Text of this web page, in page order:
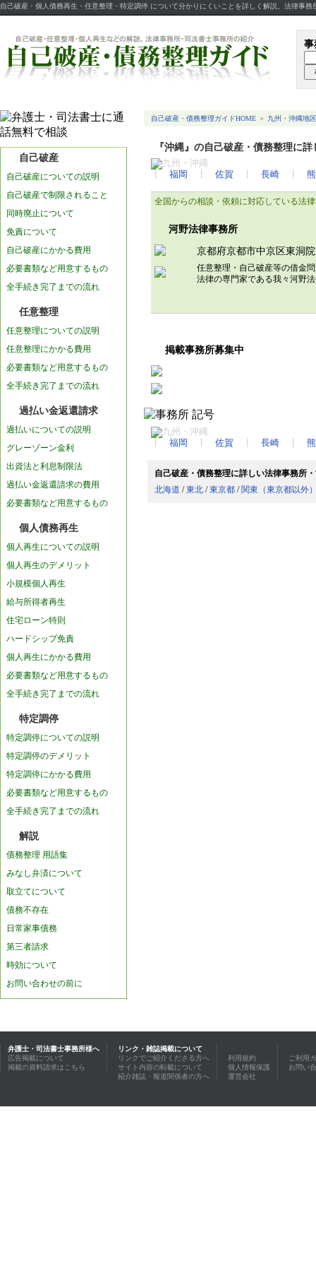
自己破産・個人債務再生・任意整理・特定調停 について分かりにくいことを詳しく解説。法律事務
事
自己破産
自己破産についての説明
自己破産で制限されること
同時廃止について
免責について
自己破産にかかる費用
必要書類など用意するもの
全手続き完了までの流れ
任意整理
任意整理についての説明
任意整理にかかる費用
必要書類など用意するもの
全手続き完了までの流れ
過払い金返還請求
過払いについての説明
グレーゾーン金利
出資法と利息制限法
過払い金返還請求の費用
必要書類など用意するもの
個人債務再生
個人再生についての説明
個人再生のデメリット
小規模個人再生
給与所得者再生
住宅ローン特則
ハードシップ免責
個人再生にかかる費用
必要書類など用意するもの
全手続き完了までの流れ
特定調停
特定調停についての説明
特定調停のデメリット
特定調停にかかる費用
必要書類など用意するもの
全手続き完了までの流れ
解説
債務整理 用語集
みなし弁済について
取立てについて
債務不存在
日常家事債務
第三者請求
時効について
お問い合わせの前に
自己破産・債務整理ガイドHOME ＞ 九州・沖縄地区
『沖縄』の自己破産・債務整理に
福岡 佐賀 長崎
全国からの相談・依頼に対応している法
河野法律事務所
京都府京都市中京区東洞
任意整理・自己破産等の借金
法律の専門家である我々河野
掲載事務所募集中
福岡 佐賀 長崎
自己破産・債務整理に詳しい法律事務所
北海道 /東北 /東京都 / 関東（東京都以外
弁護士・司法書士事務所様へ
広告掲載について
掲載の資料請求はこちら
リンク・雑誌掲載について
リンクでご紹介くださる方へ
サイト内容の転載について
紹介雑誌・報道関係者の方へ
利用規約
個人情報保護
運営会社
ご利用
お問い